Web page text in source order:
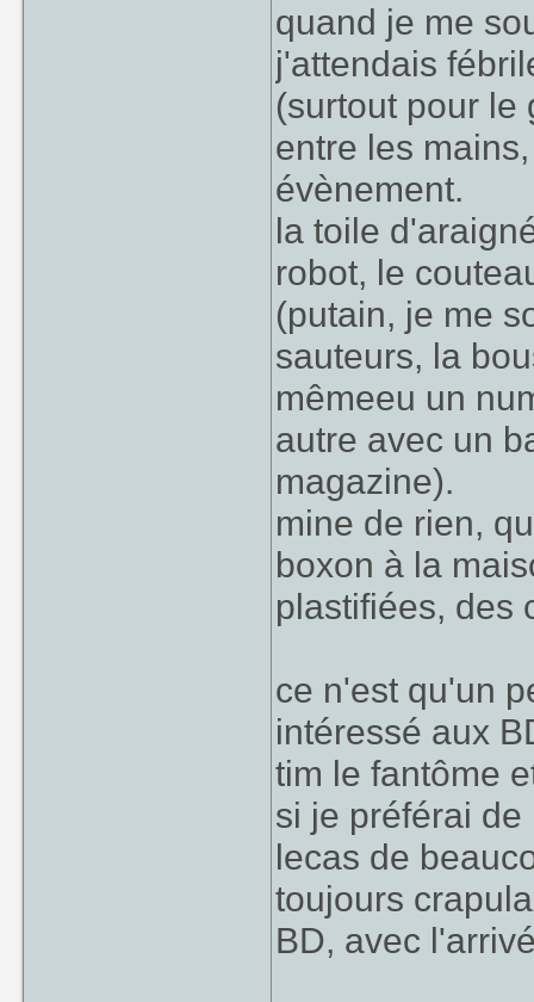
quand je me
j'attendais
(surtout pour le
entre les
évènement.
la toile
robot, le
(putain, je me
sauteurs, la
mêmeeu un
autre avec un
magazine).
mine de rien,
boxon à la
plastifiées, des
ce n'est qu'un
intéressé aux
tim le fantôme
si je préférai
lecas de
toujours
BD, avec